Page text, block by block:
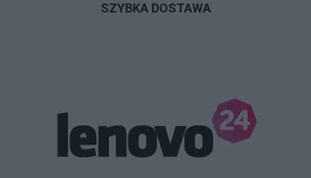
SZYBKA DOSTAWA